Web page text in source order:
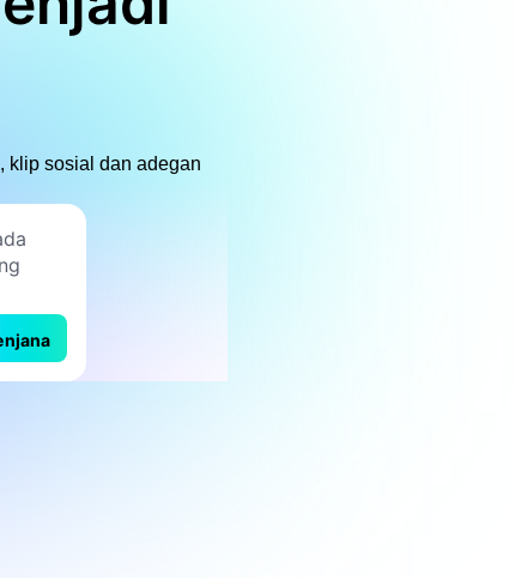
klip sosial dan adegan